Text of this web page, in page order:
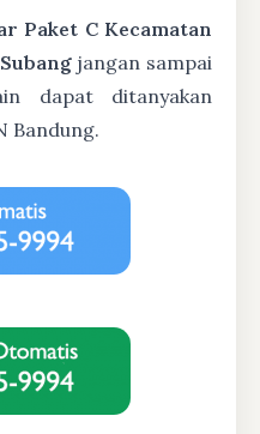
Paket C Kecamatan
jangan sampai
dapat ditanyakan
Bandung.